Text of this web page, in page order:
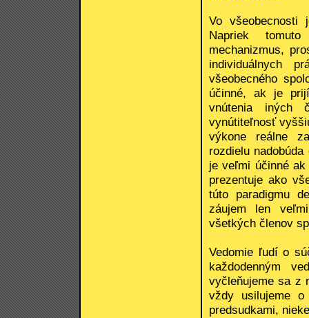
Vo všeobecnosti
Napriek
mechanizmus,
individuálnych
všeobecného
účinné, ak je
vnútenia iných
vynútiteľnosť
výkone reálne
rozdielu
je veľmi účinné
prezentuje ako
túto paradigmu
záujem len
všetkých členov
Vedomie ľudí o
každodenným
vyčleňujeme sa z
vždy usilujeme
predsudkami,